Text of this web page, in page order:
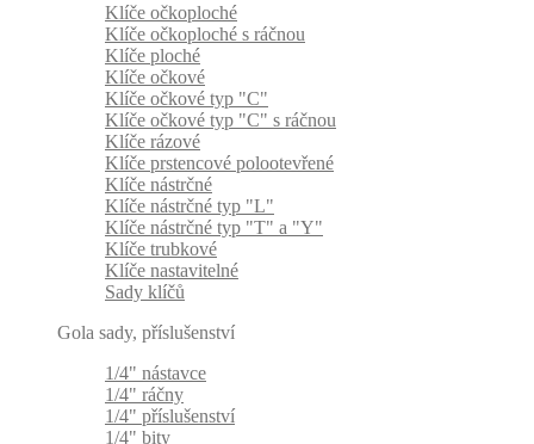
Klíče očkoploché
Klíče očkoploché s ráčnou
Klíče ploché
Klíče očkové
Klíče očkové typ "C"
Klíče očkové typ "C" s ráčnou
Klíče rázové
Klíče prstencové polootevřené
Klíče nástrčné
Klíče nástrčné typ "L"
Klíče nástrčné typ "T" a "Y"
Klíče trubkové
Klíče nastavitelné
Sady klíčů
Gola sady, příslušenství
1/4" nástavce
1/4" ráčny
1/4" příslušenství
1/4" bity